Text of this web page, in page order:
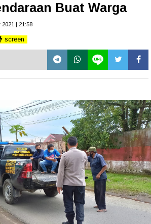
Buat Warga
| 21:58
screen